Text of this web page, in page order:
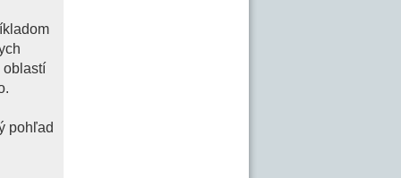
oblastí
pohľad